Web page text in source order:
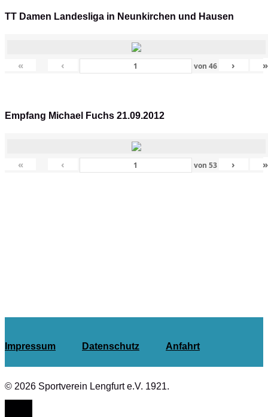
TT Damen Landesliga in Neunkirchen und Hausen
« ‹ von 46 › »
Empfang Michael Fuchs 21.09.2012
« ‹ von 53 › »
Impressum Datenschutz Anfahrt
© 2026 Sportverein Lengfurt e.V. 1921.